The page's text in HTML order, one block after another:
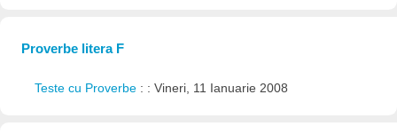
Proverbe litera F
Teste cu Proverbe : : Vineri, 11 Ianuarie 2008